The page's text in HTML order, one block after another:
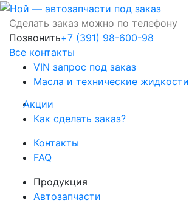
Сделать заказ можно по телефону
Позвонить+7 (391) 98-600-98
Все контакты
VIN запрос под заказ
Масла и технические жидкости
Акции
Как сделать заказ?
Контакты
FAQ
Продукция
Автозапчасти